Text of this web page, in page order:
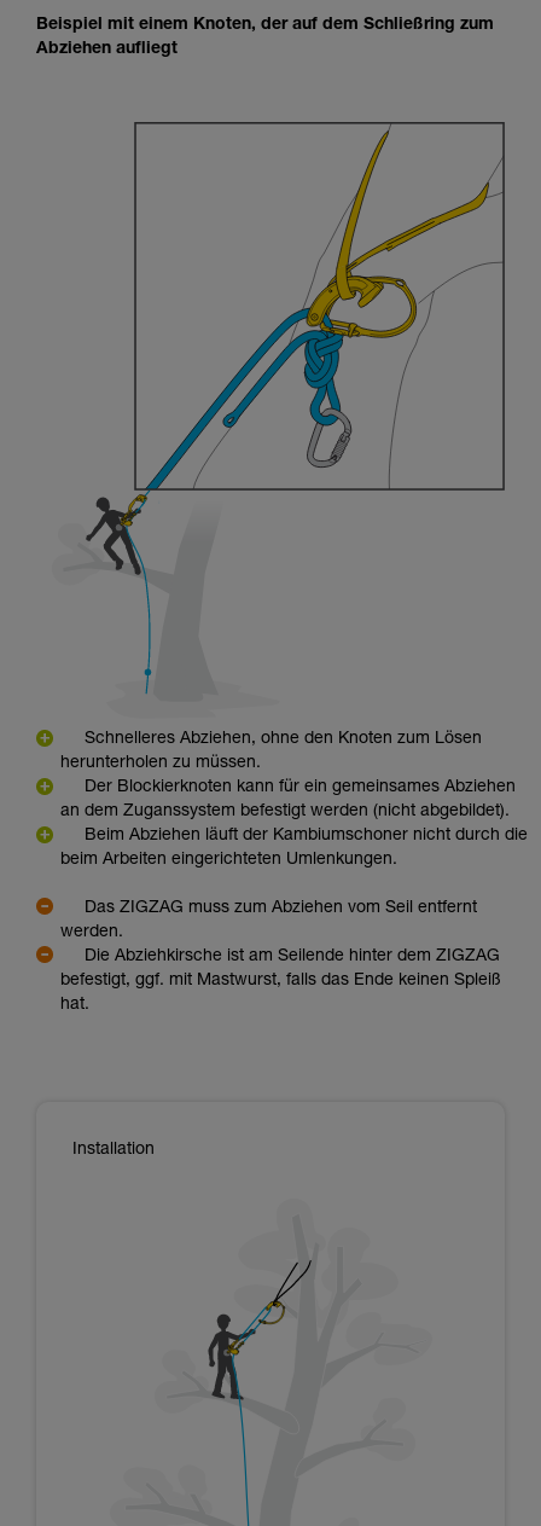
Beispiel mit einem Knoten, der auf dem Schließring zum
Abziehen aufliegt
Schnelleres Abziehen, ohne den Knoten zum Lösen
herunterholen zu müssen.
Der Blockierknoten kann für ein gemeinsames Abziehen
an dem Zuganssystem befestigt werden (nicht abgebildet).
Beim Abziehen läuft der Kambiumschoner nicht durch die
beim Arbeiten eingerichteten Umlenkungen.
Das ZIGZAG muss zum Abziehen vom Seil entfernt
werden.
Die Abziehkirsche ist am Seilende hinter dem ZIGZAG
befestigt, ggf. mit Mastwurst, falls das Ende keinen Spleiß
hat.
Installation